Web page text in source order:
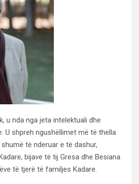
u nda nga jeta intelektuali dhe
U shpreh ngushëllimet më të thella
të nderuar e të dashur,
bijave të tij Gresa dhe Besiana
të tjerë të familjes Kadare.